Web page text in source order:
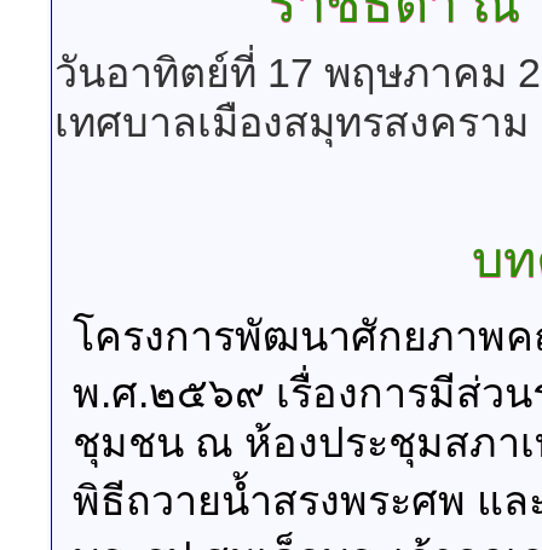
วันอาทิตย์ที่ 17 พฤษภาคม
เทศบาลเมืองสมุทรสงคราม
บ
โครงการพัฒนาศักยภาพ
พ.ศ.๒๕๖๙ เรื่องการมีส่ว
ชุมชน ณ ห้องประชุมสภา
พิธีถวายน้ำสรงพระศพ แ